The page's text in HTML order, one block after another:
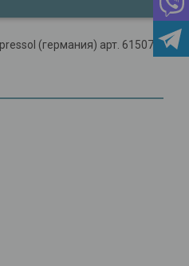
(германия) арт. 61507